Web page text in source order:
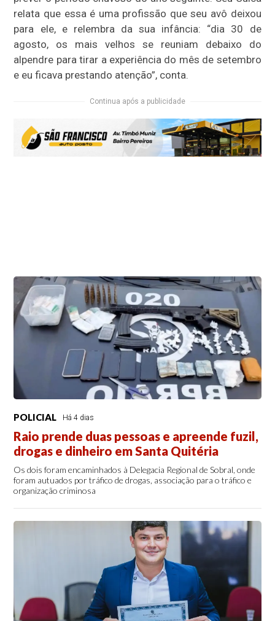
relata que essa é uma profissão que seu avô deixou
para ele, e relembra da sua infância: “dia 30 de
agosto, os mais velhos se reuniam debaixo do
alpendre para tirar a experiência do mês de setembro
e eu ficava prestando atenção”, conta.
Continua após a publicidade
POLICIAL Há 4 dias
Raio prende duas pessoas e apreende fuzil,
drogas e dinheiro em Santa Quitéria
Os dois foram encaminhados à Delegacia Regional de Sobral, onde
foram autuados por tráfico de drogas, associação para o tráfico e
organização criminosa